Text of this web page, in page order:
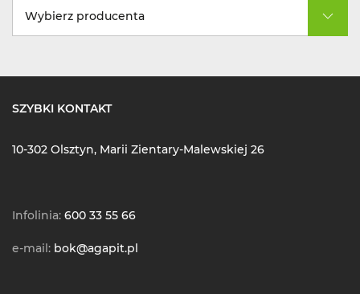
Wybierz producenta
SZYBKI KONTAKT
10-302 Olsztyn, Marii Zientary-Malewskiej 26
Infolinia: 600 33 55 66
e-mail: bok@agapit.pl